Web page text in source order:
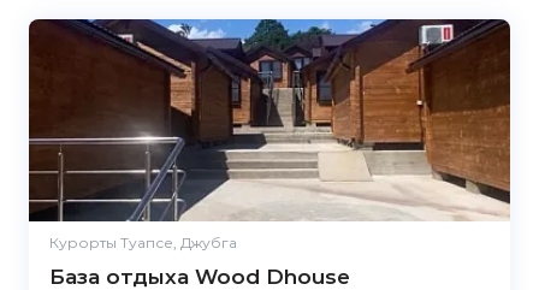
Курорты Туапсе, Джубга
База отдыха Wood Dhouse